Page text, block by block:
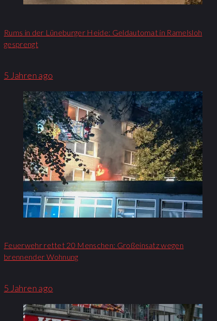
Rums in der Lüneburger Heide: Geldautomat in Ramelsloh
gesprengt
5 Jahren ago
Feuerwehr rettet 20 Menschen: Großeinsatz wegen
brennender Wohnung​
5 Jahren ago